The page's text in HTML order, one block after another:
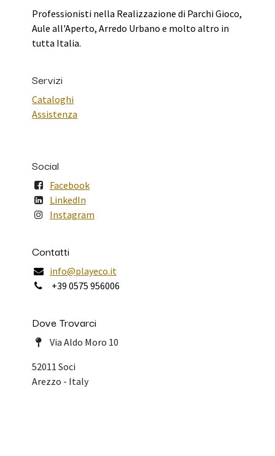
Professionisti nella Realizzazione di Parchi Gioco,
Aule all'Aperto, Arredo Urbano e molto altro in
tutta Italia.
Servizi
Cataloghi
Assistenza
Social
Facebook
LinkedIn
Instagram
Contatti
info@playeco.it
+39 0575 956006
Dove Trovarci
Via Aldo Moro 10
52011 Soci
Arezzo - Italy